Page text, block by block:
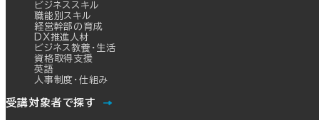
ビジネススキル
職能別スキル
経営幹部の育成
DX推進人材
ビジネス教養・生活
資格取得支援
英語
人事制度・仕組み
受講対象者で探す